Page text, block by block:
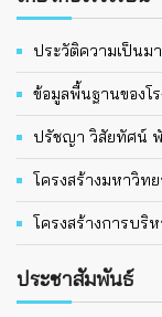
ประวัติความเป็นม
ข้อมูลพื้นฐานของโ
ปรัชญา วิสัยทัศน์ พั
โครงสร้างมหาวิท
โครงสร้างการบริ
ประชาสัมพันธ์